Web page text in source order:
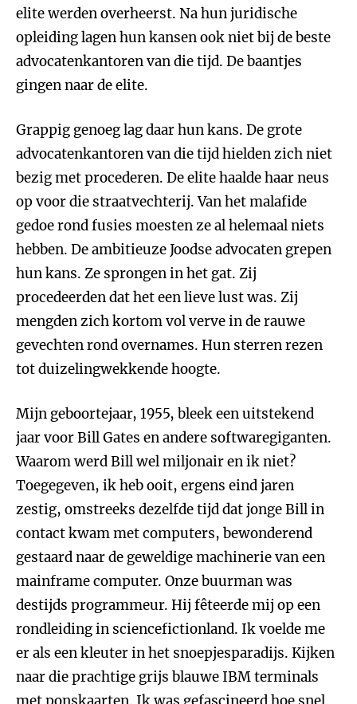
elite werden overheerst. Na hun juridische
opleiding lagen hun kansen ook niet bij de beste
advocatenkantoren van die tijd. De baantjes
gingen naar de elite.
Grappig genoeg lag daar hun kans. De grote
advocatenkantoren van die tijd hielden zich niet
bezig met procederen. De elite haalde haar neus
op voor die straatvechterij. Van het malafide
gedoe rond fusies moesten ze al helemaal niets
hebben. De ambitieuze Joodse advocaten grepen
hun kans. Ze sprongen in het gat. Zij
procedeerden dat het een lieve lust was. Zij
mengden zich kortom vol verve in de rauwe
gevechten rond overnames. Hun sterren rezen
tot duizelingwekkende hoogte.
Mijn geboortejaar, 1955, bleek een uitstekend
jaar voor Bill Gates en andere softwaregiganten.
Waarom werd Bill wel miljonair en ik niet?
Toegegeven, ik heb ooit, ergens eind jaren
zestig, omstreeks dezelfde tijd dat jonge Bill in
contact kwam met computers, bewonderend
gestaard naar de geweldige machinerie van een
mainframe computer. Onze buurman was
destijds programmeur. Hij fêteerde mij op een
rondleiding in sciencefictionland. Ik voelde me
er als een kleuter in het snoepjesparadijs. Kijken
naar die prachtige grijs blauwe IBM terminals